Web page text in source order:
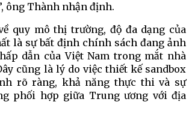
ông Thành nhận định.
quy mô thị trường, độ đa dạng của
là sự bất định chính sách đang ảnh
dẫn của Việt Nam trong mắt nhà
cũng là lý do việc thiết kế sandbox
rõ ràng, khả năng thực thi và sự
phối hợp giữa Trung ương với địa